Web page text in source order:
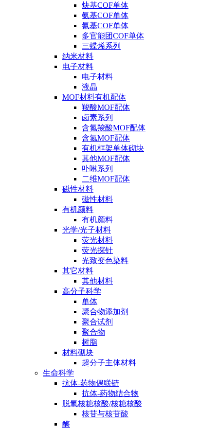
炔基COF单体
氨基COF单体
氰基COF单体
多官能团COF单体
三蝶烯系列
纳米材料
电子材料
电子材料
液晶
MOF材料有机配体
羧酸MOF配体
卤素系列
含氮羧酸MOF配体
含氮MOF配体
有机框架单体砌块
其他MOF配体
卟啉系列
二维MOF配体
磁性材料
磁性材料
有机颜料
有机颜料
光学/光子材料
荧光材料
荧光探针
光致变色染料
其它材料
其他材料
高分子科学
单体
聚合物添加剂
聚合试剂
聚合物
树脂
材料砌块
超分子主体材料
生命科学
抗体-药物偶联链
抗体-药物结合物
脱氧核糖核酸/核糖核酸
核苷与核苷酸
酶